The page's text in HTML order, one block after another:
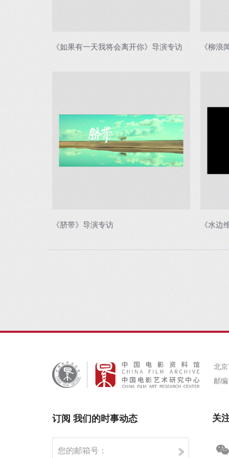
《如果有一天我将会离开你》导演专访 《柳浪
《脐带》导演专访 《水边
北
邮
订阅 我们的时事动态 关